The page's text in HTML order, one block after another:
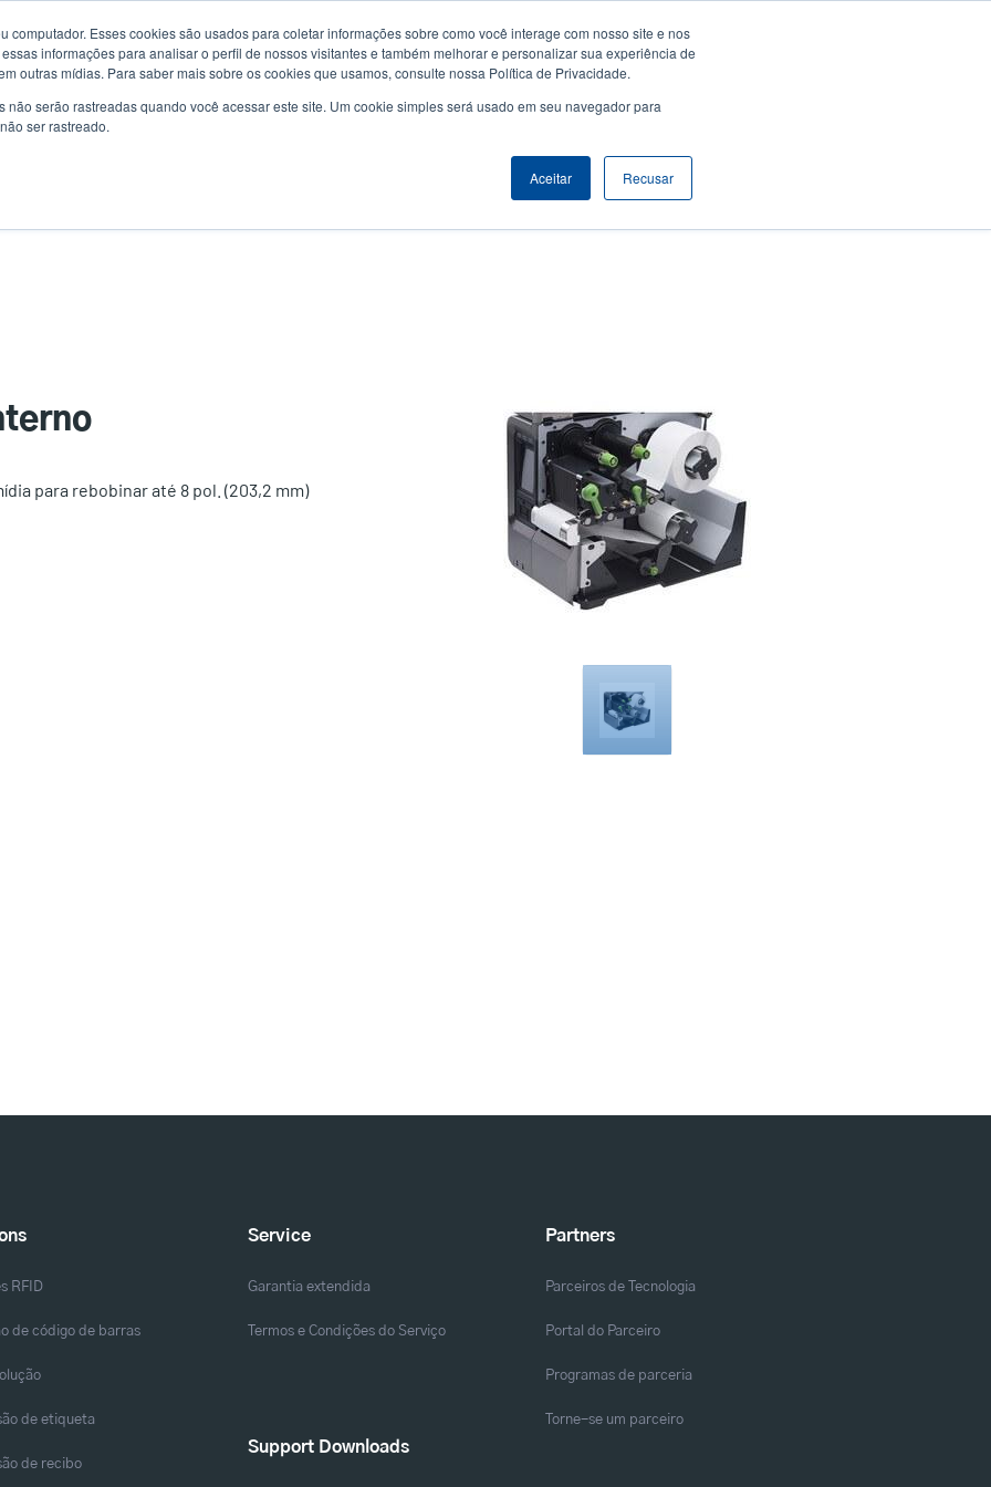
computador. Esses cookies são usados para coletar informações sobre como você interage com nosso site e nos
informações para analisar o perfil de nossos visitantes e também melhorar e personalizar sua experiência de
outras mídias. Para saber mais sobre os cookies que usamos, consulte nossa Política de Privacidade.
não serão rastreadas quando você acessar este site. Um cookie simples será usado em seu navegador para
ser rastreado.
Aceitar Recusar
User
account
Notícias Empresa
User
Anonymous
Login / Registro
Serviço Suporte e downloads Sócios Seletor de Produto
para rebobinar até 8 pol. (203,2 mm)
RFID
de código de barras
de etiqueta
de recibo
Service
Garantia extendida
Termos e Condições do Serviço
Support Downloads
Partners
Parceiros de Tecnologia
Portal do Parceiro
Programas de parceria
Torne-se um parceiro